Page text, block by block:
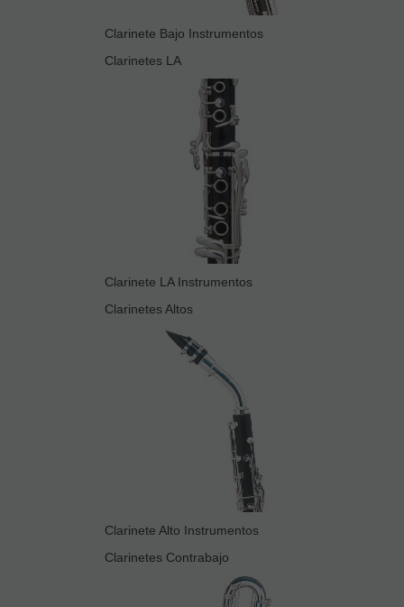
Clarinete Bajo Instrumentos
Clarinetes LA
Clarinete LA Instrumentos
Clarinetes Altos
Clarinete Alto Instrumentos
Clarinetes Contrabajo